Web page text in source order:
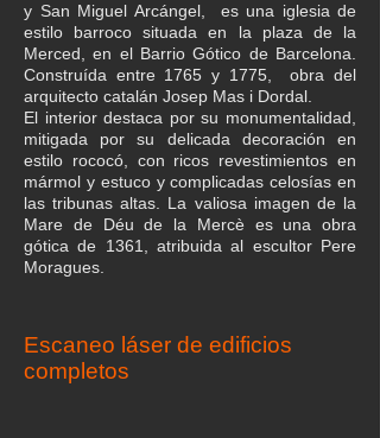
y San Miguel Arcángel, es una iglesia de
estilo barroco situada en la plaza de la
Merced, en el Barrio Gótico de Barcelona.
Construída entre 1765 y 1775, obra del
arquitecto catalán Josep Mas i Dordal.
El interior destaca por su monumentalidad,
mitigada por su delicada decoración en
estilo rococó, con ricos revestimientos en
mármol y estuco y complicadas celosías en
las tribunas altas. La valiosa imagen de la
Mare de Déu de la Mercè es una obra
gótica de 1361, atribuida al escultor Pere
Moragues.
Escaneo láser de edificios
completos